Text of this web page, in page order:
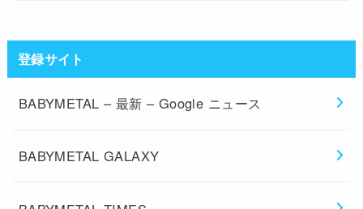
登録サイト
BABYMETAL – 最新 – Google ニュース
BABYMETAL GALAXY